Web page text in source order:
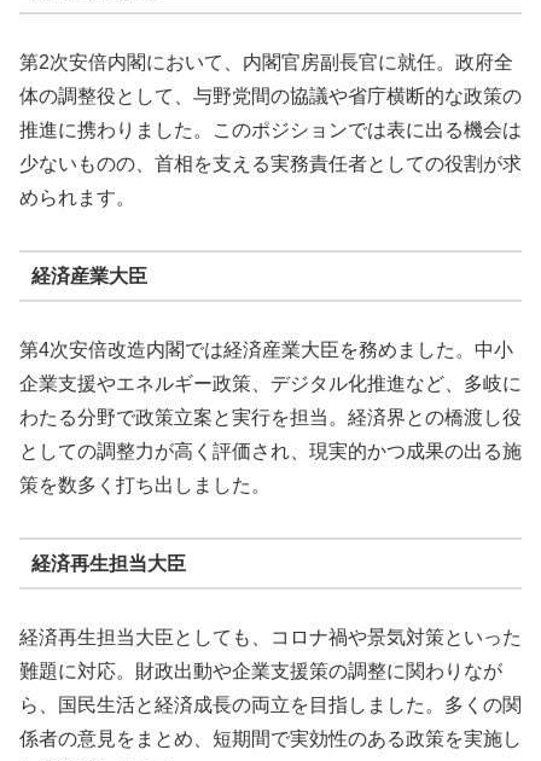
第2次安倍内閣において、内閣官房副長官に就任。政府全
体の調整役として、与野党間の協議や省庁横断的な政策の
推進に携わりました。このポジションでは表に出る機会は
少ないものの、首相を支える実務責任者としての役割が求
められます。
経済産業大臣
第4次安倍改造内閣では経済産業大臣を務めました。中小
企業支援やエネルギー政策、デジタル化推進など、多岐に
わたる分野で政策立案と実行を担当。経済界との橋渡し役
としての調整力が高く評価され、現実的かつ成果の出る施
策を数多く打ち出しました。
経済再生担当大臣
経済再生担当大臣としても、コロナ禍や景気対策といった
難題に対応。財政出動や企業支援策の調整に関わりなが
ら、国民生活と経済成長の両立を目指しました。多くの関
係者の意見をまとめ、短期間で実効性のある政策を実施し